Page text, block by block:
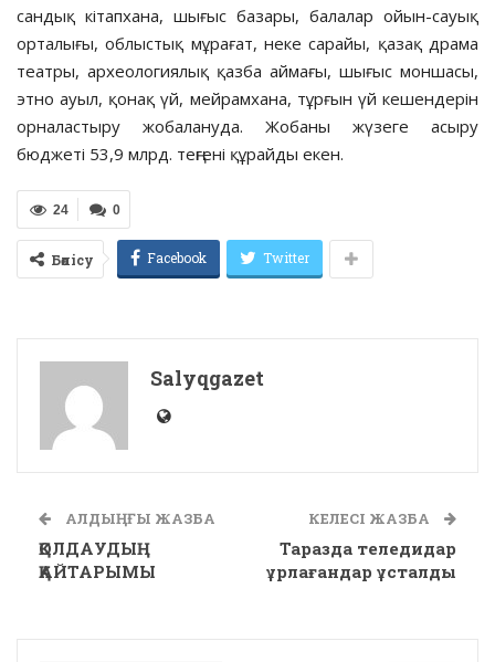
сандық кітапхана, шығыс базары, балалар ойын-сауық
орталығы, облыстық мұрағат, неке сарайы, қазақ драма
театры, археологиялық қазба аймағы, шығыс моншасы,
этно ауыл, қонақ үй, мейрамхана, тұрғын үй кешендерін
орналастыру жобалануда. Жобаны жүзеге асыру
бюджеті 53,9 млрд. теңгені құрайды екен.
0
24
Бөлісу Facebook Twitter
Salyqgazet
АЛДЫҢҒЫ ЖАЗБА
ҚОЛДАУДЫҢ
ҚАЙТАРЫМЫ
КЕЛЕСІ ЖАЗБА
Таразда теледидар
ұрлағандар ұсталды